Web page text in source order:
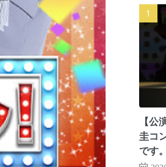
【
圭コ
です